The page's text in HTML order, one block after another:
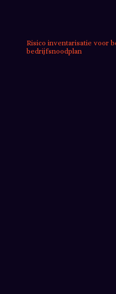
Risico inventarisatie voor
bedrijfsnoodplan